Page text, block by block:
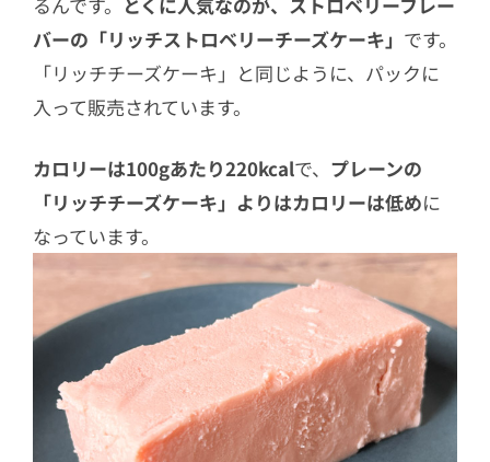
バーの「リッチストロベリーチーズケーキ」 です。
「リッチチーズケーキ」と同じように、パックに
入って販売されています。
カロリーは100gあたり220kcalで、 プレーンの
「リッチチーズケーキ」よりはカロリーは低めに
なっています。